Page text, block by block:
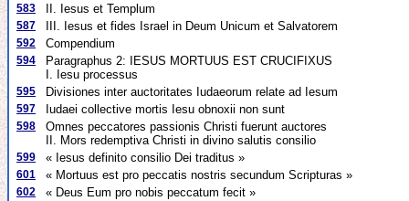
583 II. Iesus et Templum
587 III. Iesus et fides Israel in Deum Unicum et Salvatorem
592 Compendium
594
Paragraphus 2: IESUS MORTUUS EST CRUCIFIXUS
I. Iesu processus
595 Divisiones inter auctoritates Iudaeorum relate ad Iesum
597 Iudaei collective mortis Iesu obnoxii non sunt
598
Omnes peccatores passionis Christi fuerunt auctores
II. Mors redemptiva Christi in divino salutis consilio
599 « Iesus definito consilio Dei traditus »
601 « Mortuus est pro peccatis nostris secundum Scripturas »
602 « Deus Eum pro nobis peccatum fecit »